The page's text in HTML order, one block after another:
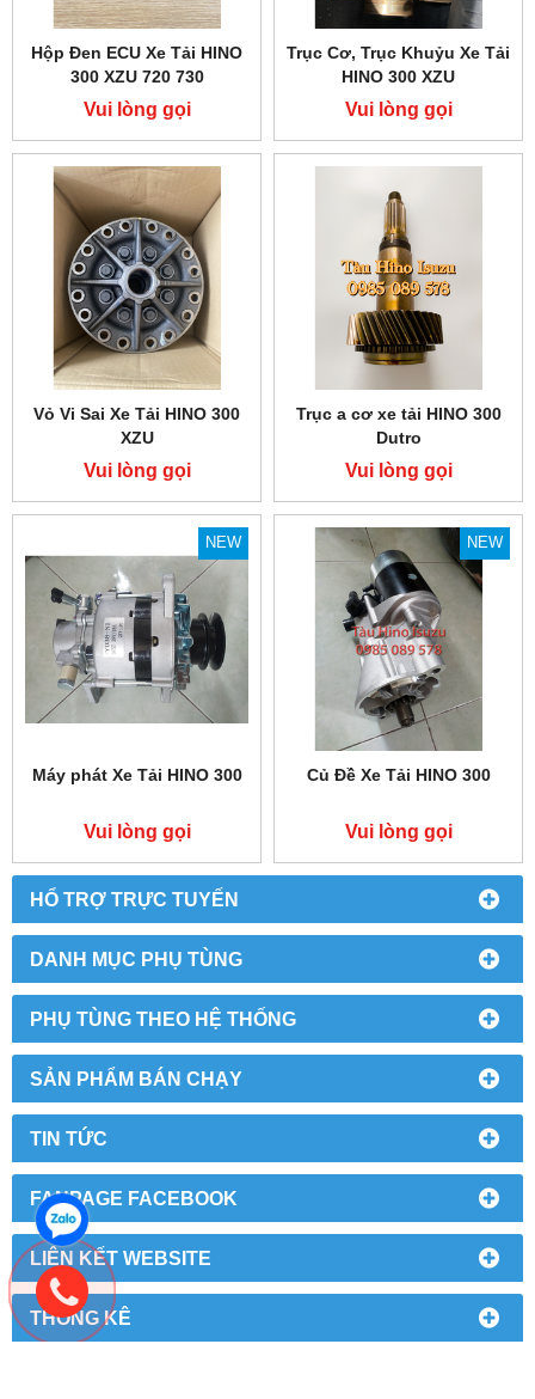
HỔ TRỢ TRỰC TUYẾN
DANH MỤC PHỤ TÙNG
PHỤ TÙNG THEO HỆ THỐNG
SẢN PHẨM BÁN CHẠY
TIN TỨC
FANPAGE FACEBOOK
LIÊN KẾT WEBSITE
THỐNG KÊ
Hộp Đen ECU Xe Tải HINO
300 XZU 720 730
Vui lòng gọi
Trục Cơ, Trục Khuỷu Xe Tải
HINO 300 XZU
Vui lòng gọi
Vỏ Vi Sai Xe Tải HINO 300
XZU
Vui lòng gọi
Trục a cơ xe tải HINO 300
Dutro
Vui lòng gọi
NEW
Máy phát Xe Tải HINO 300
Vui lòng gọi
NEW
Củ Đề Xe Tải HINO 300
Vui lòng gọi